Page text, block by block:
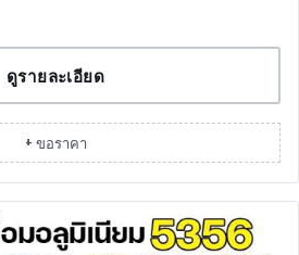
ดูรายละเอียด
+ ขอราคา